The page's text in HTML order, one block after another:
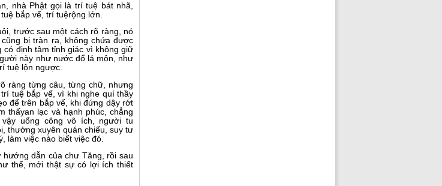
nhà Phật gọi là trí tuệ bát nhã,
bắp vế, trí tuệrộng lớn.
trước sau một cách rõ ràng, nó
bị tràn ra, không chứa được
định tâm tỉnh giác vì không giữ
này như nước đổ lá môn, như
tuệ lộn ngược.
ràng từng câu, từng chữ, nhưng
tuệ bắp vế, vì khi nghe quí thầy
để trên bắp vế, khi đứng dậy rớt
thấyan lạc và hạnh phúc, chẳng
uổng công vô ích, người tu
thường xuyên quán chiếu, suy tư
làm việc nào biết việc đó.
dẫn của chư Tăng, rồi sau
thế, mới thật sự có lợi ích thiết